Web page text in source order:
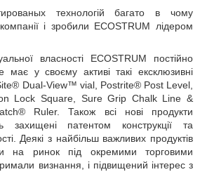
технологій багато в чому
і зробили ECOSTRUM лідером
власності ECOSTRUM постійно
має у своєму активі такі ексклюзивні
Dual-View™ vial, Postrite® Post Level,
Lock Square, Sure Grip Chalk Line &
Ruler. Також всі нові продукти
захищені патентом конструкції та
Деякі з найбільш важливих продуктів
на ринок під окремими торговими
визнання, і підвищений інтерес з